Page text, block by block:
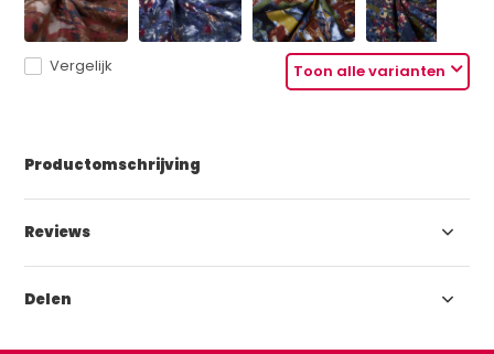
Toon alle varianten
Vergelijk
Productomschrijving
Reviews
Delen